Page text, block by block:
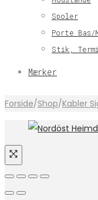
Spoler
Porte Bas/
Stik,
Mærker
Forside/Shop/Kabler